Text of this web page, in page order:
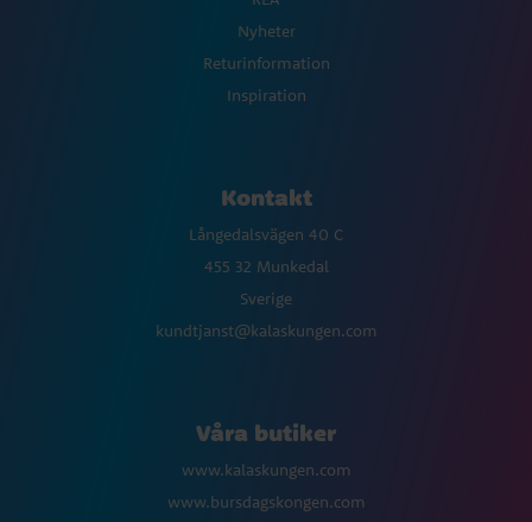
Nyheter
Returinformation
Inspiration
Kontakt
Långedalsvägen 40 C
455 32 Munkedal
Sverige
kundtjanst@kalaskungen.com
Våra butiker
www.kalaskungen.com
www.bursdagskongen.com